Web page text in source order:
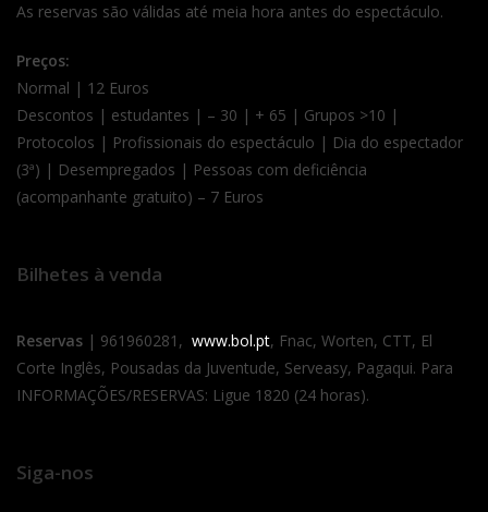
As reservas são válidas até meia hora antes do espectáculo.
Preços:
Normal | 12 Euros
Descontos | estudantes | – 30 | + 65 | Grupos >10 |
Protocolos | Profissionais do espectáculo | Dia do espectador
(3ª) | Desempregados | Pessoas com deficiência
(acompanhante gratuito) – 7 Euros
Bilhetes à venda
Reservas | 961960281, www.bol.pt, Fnac, Worten, CTT, El
Corte Inglês, Pousadas da Juventude, Serveasy, Pagaqui. Para
INFORMAÇÕES/RESERVAS: Ligue 1820 (24 horas).
Siga-nos